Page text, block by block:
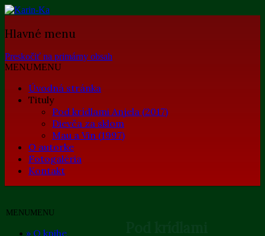
Karin-Ka
Stránka spisovateľky
Hlavné menu
Preskočiť na primárny obsah
MENUMENU
Úvodná stránka
Tituly
Pod krídlami Anjela (2017)
Dievča za sklom
Mau a Vin (1997)
O autorke
Fotogaléria
Kontakt
MENUMENU
»O knihe